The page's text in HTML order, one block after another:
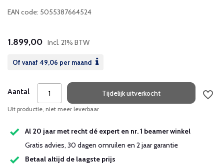
EAN code: 5055387664524
1.899,00 Incl. 21% BTW
Of vanaf 49,06 per maand
Aantal Tijdelijk uitverkocht
Uit productie, niet meer leverbaar
Al 20 jaar met recht dé expert en nr. 1 beamer winkel
Gratis advies, 30 dagen omruilen en 2 jaar garantie
Betaal altijd de laagste prijs